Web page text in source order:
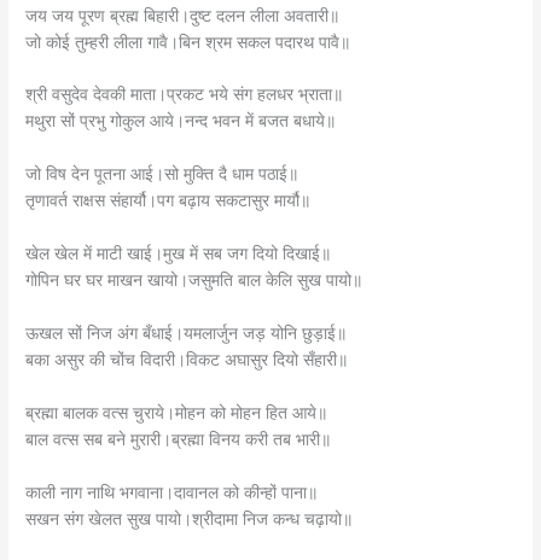
जय जय पूरण ब्रह्म बिहारी।दुष्ट दलन लीला अवतारी॥
जो कोई तुम्हरी लीला गावै।बिन श्रम सकल पदारथ पावै॥
श्री वसुदेव देवकी माता।प्रकट भये संग हलधर भ्राता॥
मथुरा सों प्रभु गोकुल आये।नन्द भवन में बजत बधाये॥
जो विष देन पूतना आई।सो मुक्ति दै धाम पठाई॥
तृणावर्त राक्षस संहार्यौ।पग बढ़ाय सकटासुर मार्यौ॥
खेल खेल में माटी खाई।मुख में सब जग दियो दिखाई॥
गोपिन घर घर माखन खायो।जसुमति बाल केलि सुख पायो॥
ऊखल सों निज अंग बँधाई।यमलार्जुन जड़ योनि छुड़ाई॥
बका असुर की चोंच विदारी।विकट अघासुर दियो सँहारी॥
ब्रह्मा बालक वत्स चुराये।मोहन को मोहन हित आये॥
बाल वत्स सब बने मुरारी।ब्रह्मा विनय करी तब भारी॥
काली नाग नाथि भगवाना।दावानल को कीन्हों पाना॥
सखन संग खेलत सुख पायो।श्रीदामा निज कन्ध चढ़ायो॥